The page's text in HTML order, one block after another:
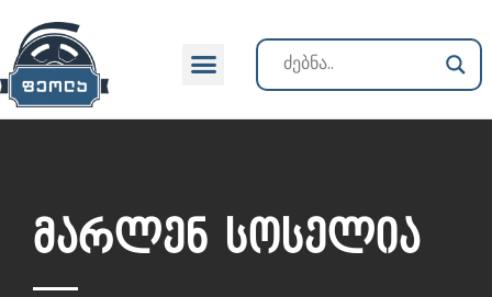
მარლენ სოსელია